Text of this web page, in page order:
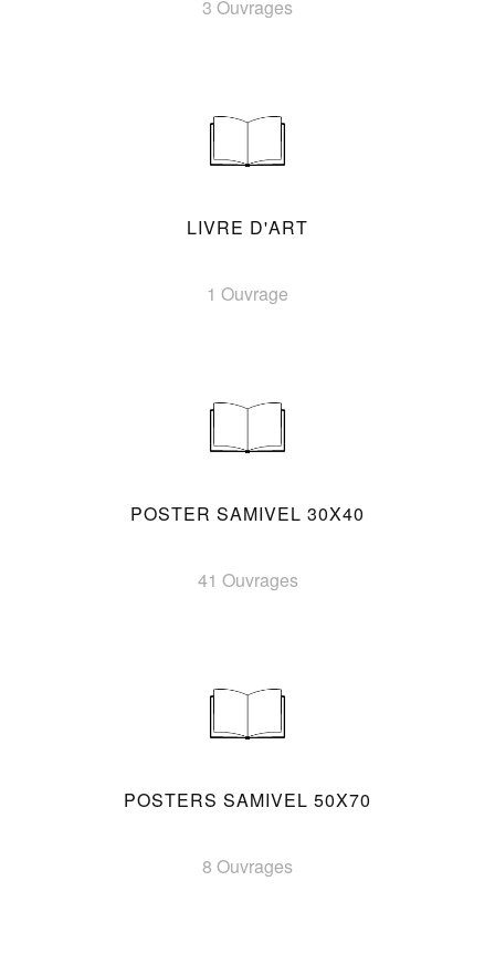
3 Ouvrages
LIVRE D'ART
1 Ouvrage
POSTER SAMIVEL 30X40
41 Ouvrages
POSTERS SAMIVEL 50X70
8 Ouvrages